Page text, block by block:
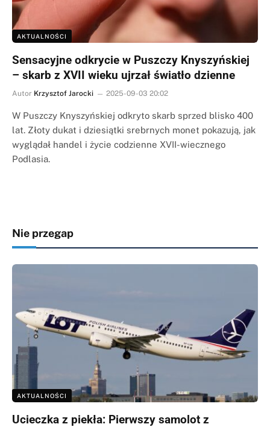
AKTUALNOŚCI
Sensacyjne odkrycie w Puszczy Knyszyńskiej
– skarb z XVII wieku ujrzał światło dzienne
Autor Krzysztof Jarocki 2025-09-03 20:02
W Puszczy Knyszyńskiej odkryto skarb sprzed blisko 400
lat. Złoty dukat i dziesiątki srebrnych monet pokazują, jak
wyglądał handel i życie codzienne XVII-wiecznego
Podlasia.
Nie przegap
AKTUALNOŚCI
Ucieczka z piekła: Pierwszy samolot z